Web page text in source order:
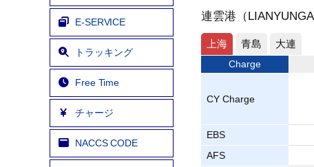
連雲港（
上海 青島 大連
Charge
CY Charge
EBS
AFS
E-SERVICE
トラッキング
Free Time
チャージ
NACCS CODE